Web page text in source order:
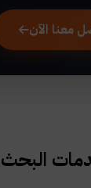
معنا الآن
البحث